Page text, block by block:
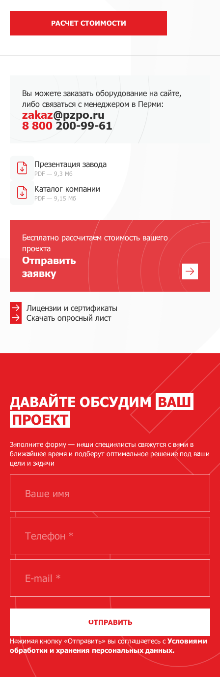
РАСЧЕТ СТОИМОСТИ
Вы можете заказать оборудование на сайте,
либо связаться с менеджером в Перми:
zakaz@pzpo.ru
8 800 200-99-61
Презентация завода
PDF — 9,3 Мб
Каталог компании
PDF — 9,15 Мб
Бесплатно рассчитаем стоимость вашего
проекта
Отправить
заявку
Лицензии и сертификаты
Скачать опросный лист
ДАВАЙТЕ ОБСУДИМ ВАШ
ПРОЕКТ
Заполните форму — наши специалисты свяжутся с вами в
ближайшее время и подберут оптимальное решение под ваши
цели и задачи
ОТПРАВИТЬ
Нажимая кнопку «Отправить» вы соглашаетесь сУсловиями
обработки и хранения персональных данных.